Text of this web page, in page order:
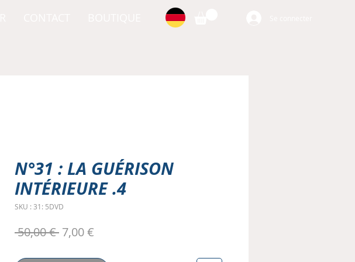
N°31 : LA GUÉRISON
INTÉRIEURE .4
SKU : 31: 5DVD
50,00 € Prix
7,00 €